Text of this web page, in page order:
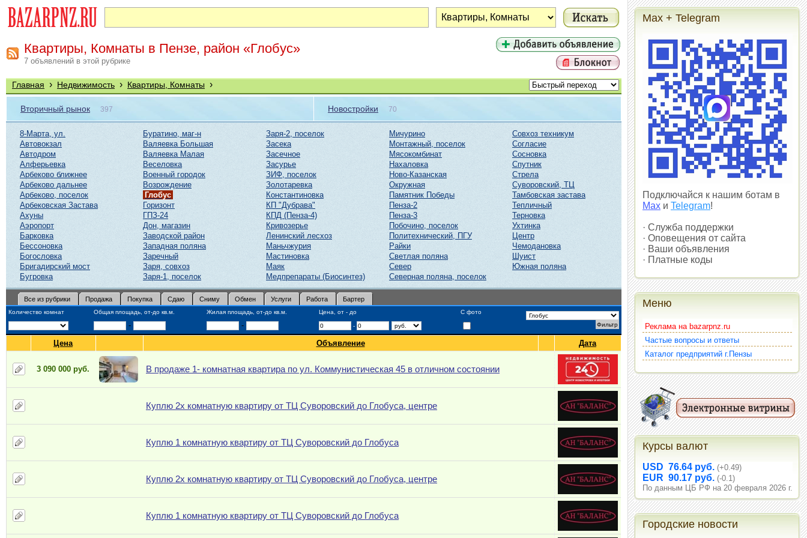
Квартиры, Комнаты в Пензе, район «Глобус»
7 объявлений в этой рубрике
Главная › Недвижимость › Квартиры, Комнаты ›
Вторичный рынок 397 Новостройки 70
8-Марта, ул.
Автовокзал
Автодром
Алферьевка
Арбеково ближнее
Арбеково дальнее
Арбеково, поселок
Арбековская Застава
Ахуны
Аэропорт
Барковка
Бессоновка
Богословка
Бригадирский мост
Бугровка
Буратино, маг-н
Валяевка Большая
Валяевка Малая
Веселовка
Военный городок
Возрождение
Глобус
Горизонт
ГПЗ-24
Дон, магазин
Заводской район
Западная поляна
Заречный
Заря, совхоз
Заря-1, поселок
Заря-2, поселок
Засека
Засечное
Засурье
ЗИФ, поселок
Золотаревка
Константиновка
КП "Дубрава"
КПД (Пенза-4)
Кривозерье
Ленинский лесхоз
Маньчжурия
Мастиновка
Маяк
Медпрепараты (Биосинтез)
Мичурино
Монтажный, поселок
Мясокомбинат
Нахаловка
Ново-Казанская
Окружная
Памятник Победы
Пенза-2
Пенза-3
Побочино, поселок
Политехнический, ПГУ
Райки
Светлая поляна
Север
Северная поляна, поселок
Совхоз техникум
Согласие
Сосновка
Спутник
Стрела
Суворовский, ТЦ
Тамбовская застава
Тепличный
Терновка
Ухтинка
Центр
Чемодановка
Шуист
Южная поляна
Все из рубрики Продажа Покупка Сдаю Сниму Обмен Услуги Работа Бартер
Количество комнат Общая площадь, от-до кв.м. Жилая площадь, от-до кв.м. Цена, от - до С фото
- - -
Цена Объявление Дата
3 090 000 руб. В продаже 1- комнатная квартира по ул. Коммунистическая 45 в отличном состоянии
Куплю 2х комнатную квартиру от ТЦ Суворовский до Глобуса, центре
Куплю 1 комнатную квартиру от ТЦ Суворовский до Глобуса
Куплю 2х комнатную квартиру от ТЦ Суворовский до Глобуса, центре
Куплю 1 комнатную квартиру от ТЦ Суворовский до Глобуса
Max + Telegram
Подключайся к нашим ботам в
Max и Telegram!
· Служба поддержки
· Оповещения от сайта
· Ваши объявления
· Платные коды
Меню
Реклама на bazarpnz.ru
Частые вопросы и ответы
Каталог предприятий г.Пензы
Курсы валют
USD 76.64 руб. (+0.49)
EUR 90.17 руб. (-0.1)
По данным ЦБ РФ на 20 февраля 2026 г.
Городские новости